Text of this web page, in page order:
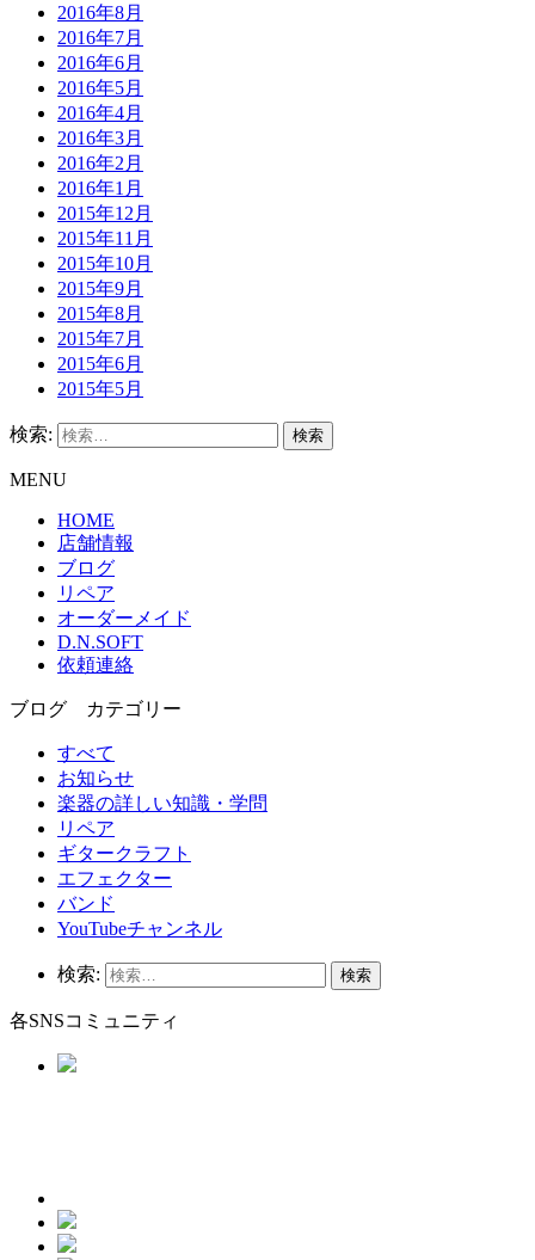
2016年8月
2016年7月
2016年6月
2016年5月
2016年4月
2016年3月
2016年2月
2016年1月
2015年12月
2015年11月
2015年10月
2015年9月
2015年8月
2015年7月
2015年6月
2015年5月
検索:
MENU
HOME
店舗情報
ブログ
リペア
オーダーメイド
D.N.SOFT
依頼連絡
ブログ カテゴリー
すべて
お知らせ
楽器の詳しい知識・学問
リペア
ギタークラフト
エフェクター
バンド
YouTubeチャンネル
検索:
各SNSコミュニティ